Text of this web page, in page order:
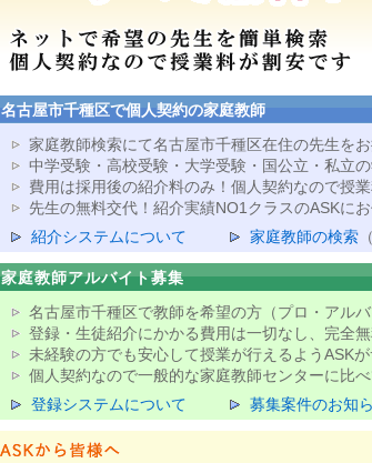
名古屋市千種区で個人契約の家庭教師
家庭教師検索にて名古屋市千種区在住の先生をお
中学受験・高校受験・大学受験・国公立・私立の
費用は採用後の紹介料のみ！個人契約なので授
先生の無料交代！紹介実績NO1クラスのASKにお
紹介システムについて
家庭教師の検索
家庭教師アルバイト募集
名古屋市千種区で教師を希望の方（プロ・アルバ
登録・生徒紹介にかかる費用は一切なし、完全無
未経験の方でも安心して授業が行えるようASKが
個人契約なので一般的な家庭教師センターに比べ
登録システムについて
募集案件のお知